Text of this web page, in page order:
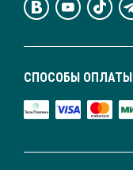
СПОСОБЫ ОПЛАТЫ